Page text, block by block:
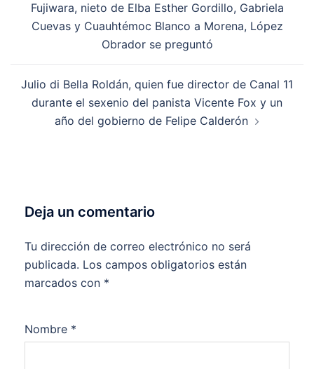
entradas
Fujiwara, nieto de Elba Esther Gordillo, Gabriela
Cuevas y Cuauhtémoc Blanco a Morena, López
Obrador se preguntó
Julio di Bella Roldán, quien fue director de Canal 11
durante el sexenio del panista Vicente Fox y un
año del gobierno de Felipe Calderón
Deja un comentario
Tu dirección de correo electrónico no será
publicada. Los campos obligatorios están
marcados con *
Nombre *